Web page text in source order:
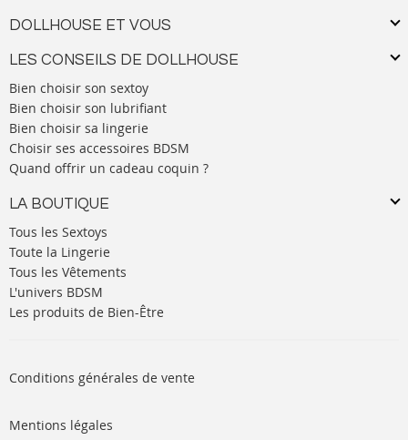
DOLLHOUSE ET VOUS
LES CONSEILS DE DOLLHOUSE
Bien choisir son sextoy
Bien choisir son lubrifiant
Bien choisir sa lingerie
Choisir ses accessoires BDSM
Quand offrir un cadeau coquin ?
LA BOUTIQUE
Tous les Sextoys
Toute la Lingerie
Tous les Vêtements
L'univers BDSM
Les produits de Bien-Être
Conditions générales de vente
Mentions légales